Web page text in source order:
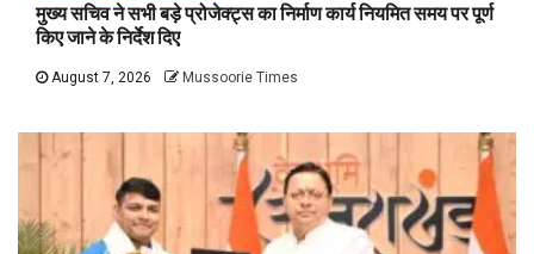
मुख्य सचिव ने सभी बड़े प्रोजेक्ट्स का निर्माण कार्य नियमित समय पर पूर्ण
किए जाने के निर्देश दिए
August 7, 2026 Mussoorie Times